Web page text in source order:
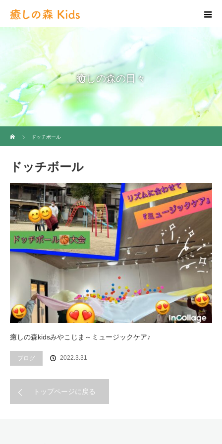
癒しの森の日々
ドッチボール
ドッチボール
癒しの森kidsみやこじま～ミュージックケア♪
ブログ 2022.3.31
トップページに戻る